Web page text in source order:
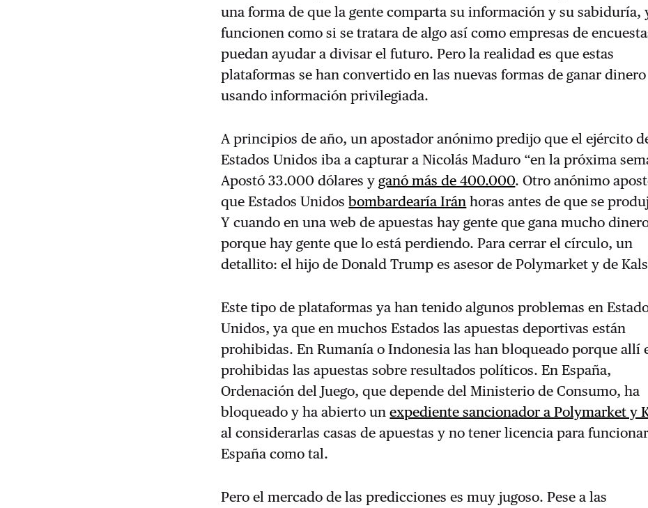
una forma de que la gente comparta su información y su sabiduría,
funcionen como si se tratara de algo así como empresas de
puedan ayudar a divisar el futuro. Pero la realidad es que estas
plataformas se han convertido en las nuevas formas de ganar dinero
usando información privilegiada.
A principios de año, un apostador anónimo predijo que el ejército
Estados Unidos iba a capturar a Nicolás Maduro “en la próxima
Apostó 33.000 dólares yganó más de 400.000. Otro anónimo
que Estados Unidosbombardearía Irán horas antes de que se
Y cuando en una web de apuestas hay gente que gana mucho
porque hay gente que lo está perdiendo. Para cerrar el círculo, un
detallito: el hijo de Donald Trump es asesor de Polymarket y de
Este tipo de plataformas ya han tenido algunos problemas en
Unidos, ya que en muchos Estados las apuestas deportivas están
prohibidas. En Rumanía o Indonesia las han bloqueado porque allí
prohibidas las apuestas sobre resultados políticos. En España,
Ordenación del Juego, que depende del Ministerio de Consumo, ha
bloqueado y ha abierto unexpediente sancionador a Polymarket y
al considerarlas casas de apuestas y no tener licencia para
España como tal.
Pero el mercado de las predicciones es muy jugoso. Pese a las